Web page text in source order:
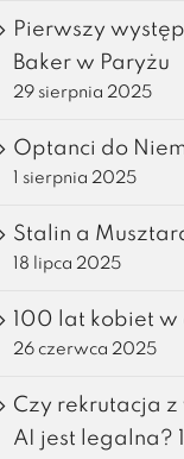
Pierwszy
Baker w Paryżu
29 sierpnia 2025
Optanci do
1 sierpnia 2025
Stalin a
18 lipca 2025
100 lat kobiet
26 czerwca 2025
Czy rekrutacja
AI jest legalna?